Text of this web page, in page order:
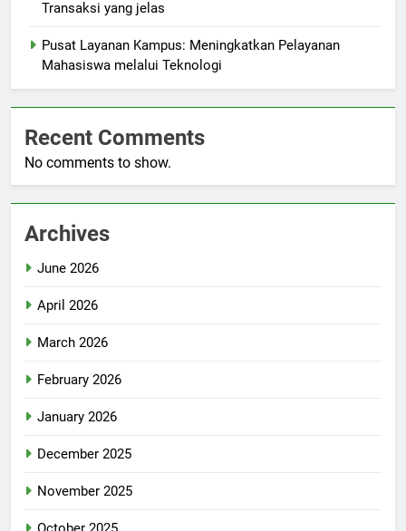
Transaksi yang jelas
Pusat Layanan Kampus: Meningkatkan Pelayanan
Mahasiswa melalui Teknologi
Recent Comments
No comments to show.
Archives
June 2026
April 2026
March 2026
February 2026
January 2026
December 2025
November 2025